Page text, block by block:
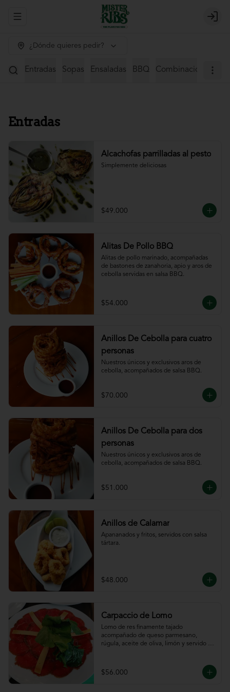
Abrir menu de navegación Login
¿Dónde quieres pedir?
Entradas Sopas Ensaladas BBQ Combinaciones
Entradas
Alcachofas parrilladas al pesto
Simplemente deliciosas
$49.000
Alitas De Pollo BBQ
Alitas de pollo marinado, acompañadas
de bastones de zanahoria, apio y aros de
cebolla servidas en salsa BBQ.
$54.000
Anillos De Cebolla para cuatro
personas
Nuestros únicos y exclusivos aros de
cebolla, acompañados de salsa BBQ.
$70.000
Anillos De Cebolla para dos
personas
Nuestros únicos y exclusivos aros de
cebolla, acompañados de salsa BBQ.
$51.000
Anillos de Calamar
Apananados y fritos, servidos con salsa
tártara.
$48.000
Carpaccio de Lomo
Lomo de res finamente tajado
acompañado de queso parmesano,
rúgula, aceite de oliva, limón y servido
$56.000